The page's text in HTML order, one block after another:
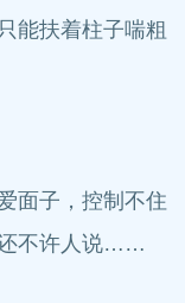
能扶着柱子喘粗
面子，控制不住
还不许人说……